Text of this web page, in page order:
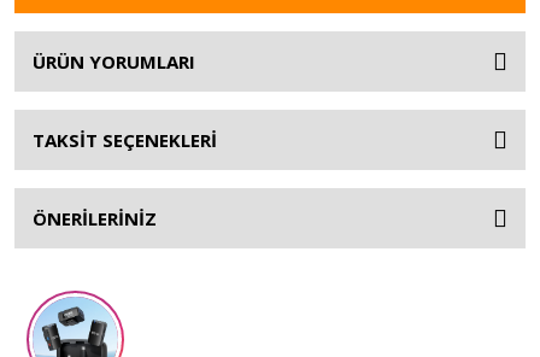
ÜRÜN YORUMLARI
TAKSİT SEÇENEKLERİ
ÖNERİLERİNİZ